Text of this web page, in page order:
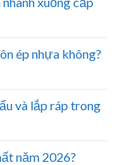
ép nhựa không?
và lắp ráp trong
năm 2026?